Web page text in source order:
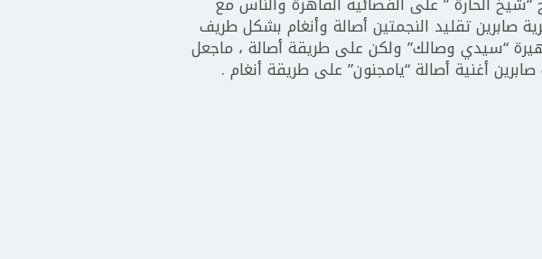
صابرين تقليد النجمتين أصالة وأنغام بشكل طريف
“سيدي وصالك” ولكن على طريقة أصالة ، ماجعل
أغنية أصالة “يامجنون” على طريقة أنغام .